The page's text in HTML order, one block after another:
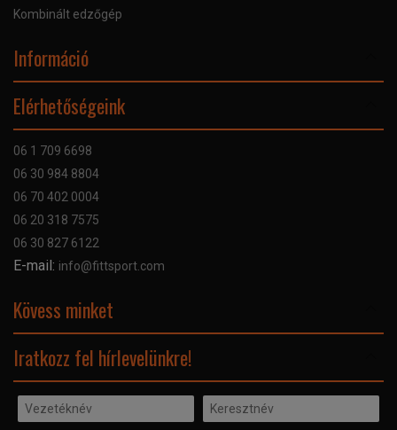
Kombinált edzőgép
Információ
Bankkártyás fizetés
Adatvédelmi nyilatkozat
Elérhetőségeink
06 1 709 6698
06 30 984 8804
06 70 402 0004
06 20 318 7575
06 30 827 6122
E-mail: info@fittsport.com
Kövess minket
Iratkozz fel hírlevelünkre!